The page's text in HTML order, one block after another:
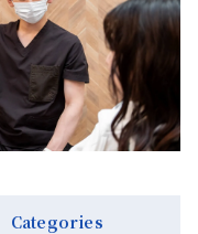
Categories